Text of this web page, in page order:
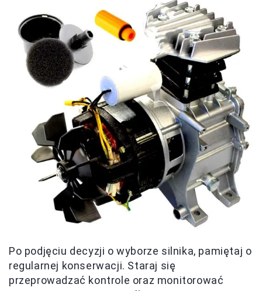
Po podjęciu decyzji o wyborze silnika, pamiętaj o
regularnej konserwacji. Staraj się
przeprowadzać kontrole oraz monitorować